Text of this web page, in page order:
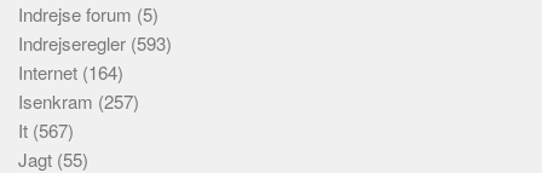
Indrejse forum (5)
Indrejseregler (593)
Internet (164)
Isenkram (257)
It (567)
Jagt (55)